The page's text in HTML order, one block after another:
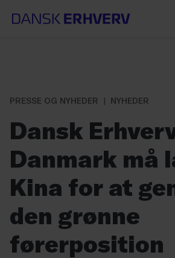
PRESSE OG NYHEDER
NYHEDER
Dansk
Danmark må
Kina for at
den grønne
førerposition